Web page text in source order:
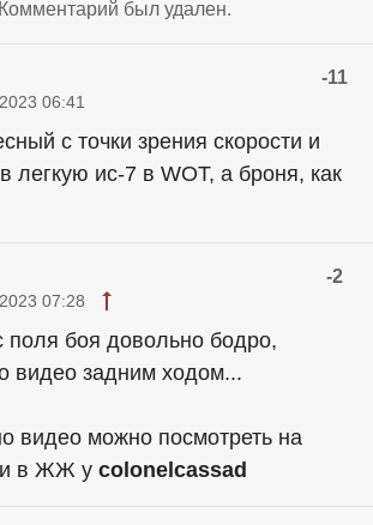
Комментарий был удален.
-11
06:41
с точки зрения скорости и
легкую ис-7 в WOT, а броня, как
-2
07:28
поля боя довольно бодро,
видео задним ходом...
видео можно посмотреть на
в ЖЖ у colonelcassad